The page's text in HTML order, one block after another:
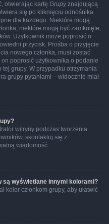
otwierając kartę Grupyznajdującą
się po kliknięciu odnośnika
dla każdego. Niektóre mogą
niektóre mogą być zamknięte,
Użytkownik może poprosić o
przycisk. Prośba o przyjęcie
nowego członka, musi zostać
poprosić użytkownika o podanie
grupy. W przypadku otrzymania
grupy pytaniami – widocznie miał
witryny podczas tworzenia
skontaktuj się z
wiadomość.
są wyświetlane innymi kolorami?
kolor członkom grupy, aby ułatwić